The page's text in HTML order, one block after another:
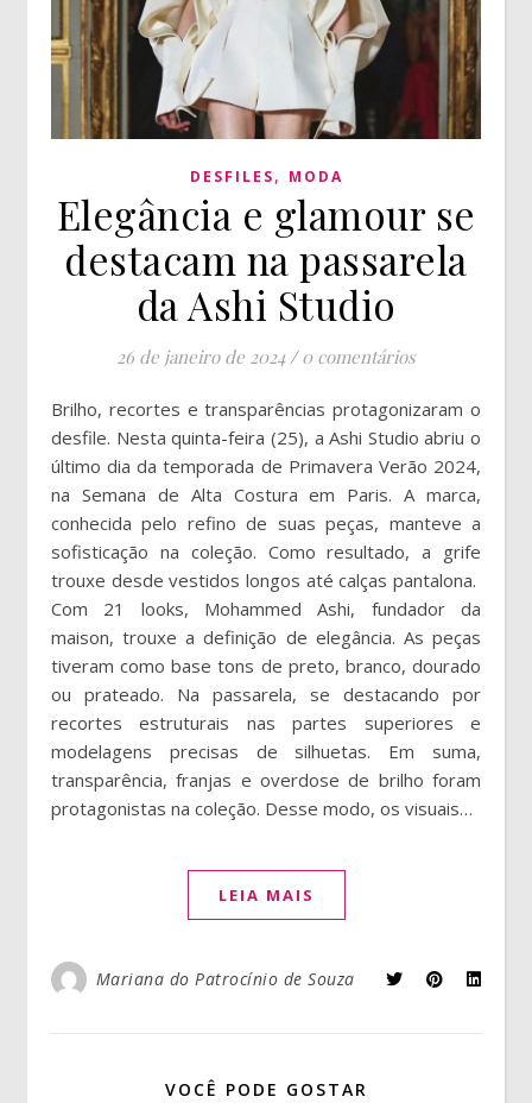
DESFILES, MODA
Elegância e glamour se
destacam na passarela
da Ashi Studio
26 de janeiro de 2024 / 0 comentários
Brilho, recortes e transparências protagonizaram o
desfile. Nesta quinta-feira (25), a Ashi Studio abriu o
último dia da temporada de Primavera Verão 2024,
na Semana de Alta Costura em Paris. A marca,
conhecida pelo refino de suas peças, manteve a
sofisticação na coleção. Como resultado, a grife
trouxe desde vestidos longos até calças pantalona.
Com 21 looks, Mohammed Ashi, fundador da
maison, trouxe a definição de elegância. As peças
tiveram como base tons de preto, branco, dourado
ou prateado. Na passarela, se destacando por
recortes estruturais nas partes superiores e
modelagens precisas de silhuetas. Em suma,
transparência, franjas e overdose de brilho foram
protagonistas na coleção. Desse modo, os visuais…
LEIA MAIS
Mariana do Patrocínio de Souza
VOCÊ PODE GOSTAR